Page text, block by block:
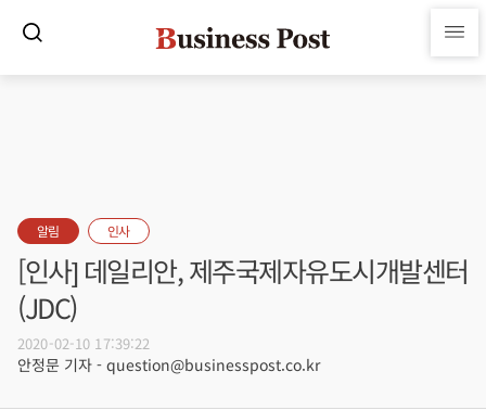
알림 인사
[인사] 데일리안, 제주국제자유도시개발센터
(JDC)
2020-02-10 17:39:22
안정문 기자 - question@businesspost.co.kr